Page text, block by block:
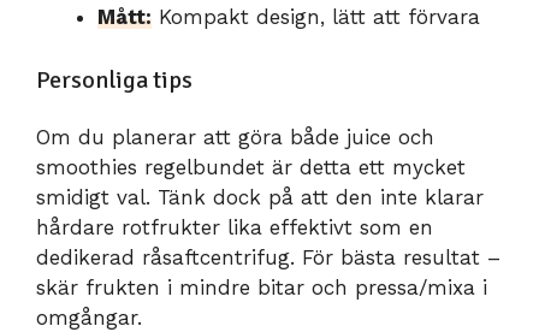
Mått: Kompakt design, lätt att förvara
Personliga tips
Om du planerar att göra både juice och
smoothies regelbundet är detta ett mycket
smidigt val. Tänk dock på att den inte klarar
hårdare rotfrukter lika effektivt som en
dedikerad råsaftcentrifug. För bästa resultat –
skär frukten i mindre bitar och pressa/mixa i
omgångar.